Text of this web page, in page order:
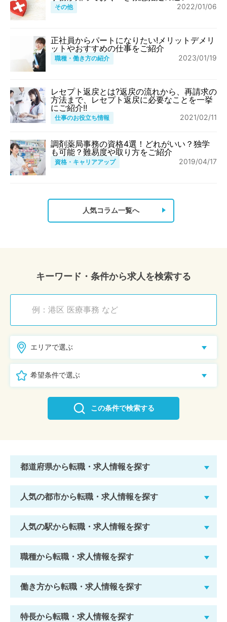
その他 2022/01/06
正社員からパートになりたい!メリットデメリ
ットやおすすめの仕事をご紹介
職種・働き方の紹介 2023/01/19
レセプト返戻とは?返戻の流れから、再請求の
方法まで、レセプト返戻に必要なことを一挙
にご紹介!!
仕事のお役立ち情報 2021/02/11
調剤薬局事務の資格4選！どれがいい？独学
も可能？難易度や取り方をご紹介
資格・キャリアアップ 2019/04/17
人気コラム一覧へ
キーワード・条件から求人を検索する
エリアで選ぶ
希望条件で選ぶ
この条件で検索する
都道府県から転職・求人情報を探す
人気の都市から転職・求人情報を探す
人気の駅から転職・求人情報を探す
職種から転職・求人情報を探す
働き方から転職・求人情報を探す
特長から転職・求人情報を探す